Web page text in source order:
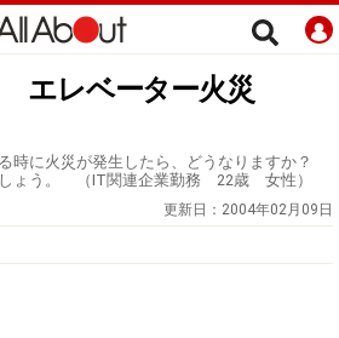
エレベーター火災
時に火災が発生したら、どうなりますか？
しょう。 （IT関連企業勤務 22歳 女性）
更新日： 2004年02月09日